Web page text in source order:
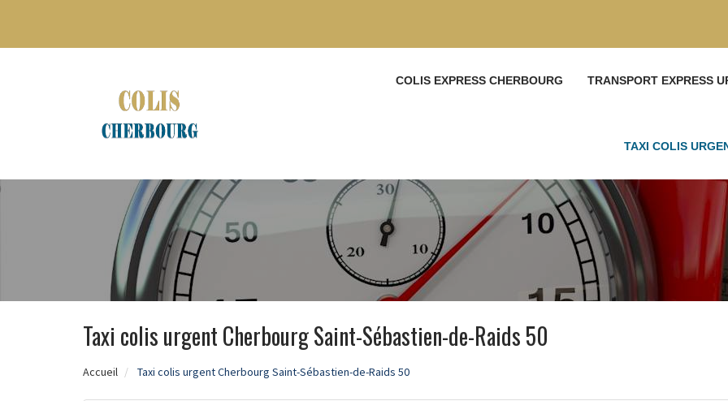
COLIS EXPRESS CHERBOURG TRANSPORT EXPRESS
TAXI COLIS
Taxi colis urgent Cherbourg Saint-Sébastien-de-Raids 50
Accueil Taxi colis urgent Cherbourg Saint-Sébastien-de-Raids 50